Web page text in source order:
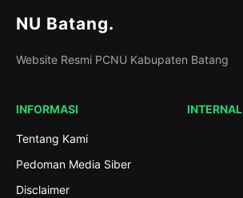
NU Batang.
Website Resmi PCNU Kabupaten Batang
INFORMASI
Tentang Kami
Pedoman Media Siber
Disclaimer
INTERNAL